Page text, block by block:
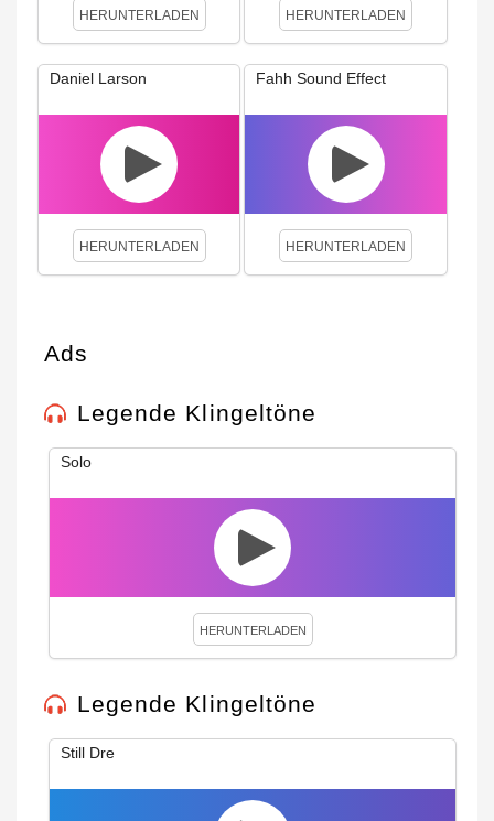
HERUNTERLADEN HERUNTERLADEN
Daniel Larson
HERUNTERLADEN
Fahh Sound Effect
HERUNTERLADEN
Ads
Legende Klingeltöne
Solo
HERUNTERLADEN
Legende Klingeltöne
Still Dre